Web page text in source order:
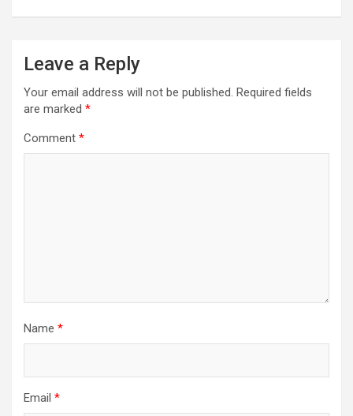
Leave a Reply
Your email address will not be published. Required fields
are marked *
Comment *
Name *
Email *